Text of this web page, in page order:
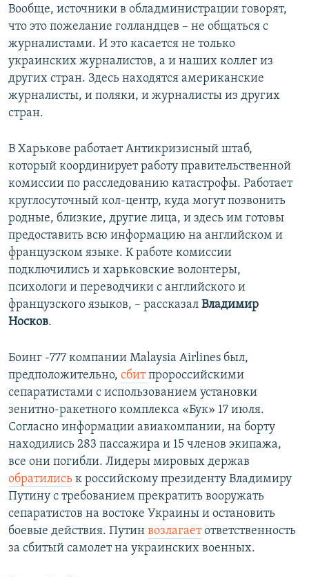
Вообще, источники в обладминистрации говорят,
что это пожелание голландцев – не общаться с
журналистами. И это касается не только
украинских журналистов, а и наших коллег из
других стран. Здесь находятся американские
журналисты, и поляки, и журналисты из других
стран.
В Харькове работает Антикризисный штаб,
который координирует работу правительственной
комиссии по расследованию катастрофы. Работает
круглосуточный кол-центр, куда могут позвонить
родные, близкие, другие лица, и здесь им готовы
предоставить всю информацию на английском и
французском языке. К работе комиссии
подключились и харьковские волонтеры,
психологи и переводчики с английского и
французского языков, – рассказал Владимир
Носков.
Боинг -777 компании Malaysia Airlines был,
предположительно, сбитпророссийскими
сепаратистами с использованием установки
зенитно-ракетного комплекса «Бук» 17 июля.
Согласно информации авиакомпании, на борту
находились 283 пассажира и 15 членов экипажа,
все они погибли. Лидеры мировых держав
обратились к российскому президенту Владимиру
Путину с требованием прекратить вооружать
сепаратистов на востоке Украины и остановить
боевые действия. Путин возлагаетответственность
за сбитый самолет на украинских военных.